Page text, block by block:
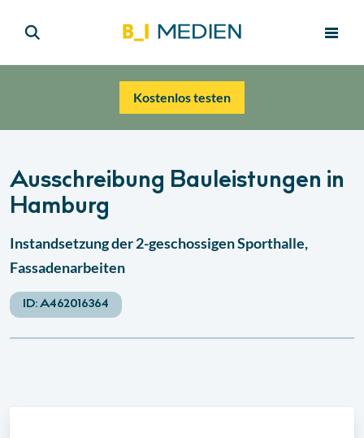
Kostenlos testen
Ausschreibung Bauleistungen in
Hamburg
Instandsetzung der 2-geschossigen Sporthalle,
Fassadenarbeiten
ID:A462016364